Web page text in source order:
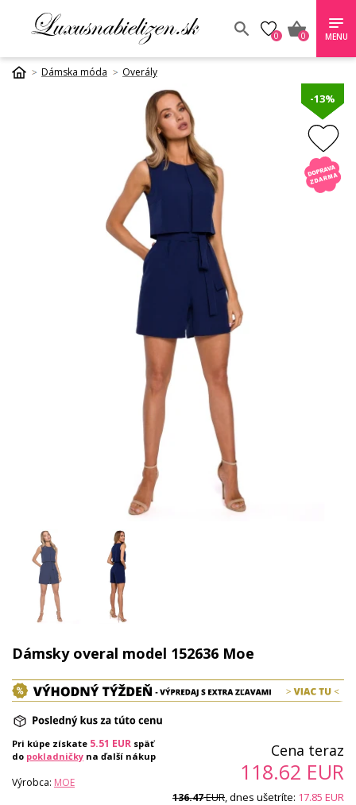
0 0 MENU
Dámska móda Overály
-13%
Dámsky overal model 152636 Moe
Pri kúpe získate 5.51 EUR späť
do pokladničky na ďalší nákup
Výrobca: MOE
Cena teraz
118.62 EUR
136.47EUR, dnes ušetríte: 17.85 EUR